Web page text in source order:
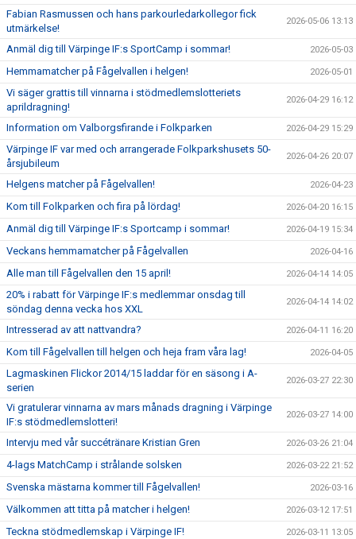
Fabian Rasmussen och hans parkourledarkollegor fick
utmärkelse!
2026-05-06 13:13
Anmäl dig till Värpinge IF:s SportCamp i sommar! 2026-05-03
Hemmamatcher på Fågelvallen i helgen! 2026-05-01
Vi säger grattis till vinnarna i stödmedlemslotteriets
aprildragning!
2026-04-29 16:12
Information om Valborgsfirande i Folkparken 2026-04-29 15:29
Värpinge IF var med och arrangerade Folkparkshusets 50-
årsjubileum
2026-04-26 20:07
Helgens matcher på Fågelvallen! 2026-04-23
Kom till Folkparken och fira på lördag! 2026-04-20 16:15
Anmäl dig till Värpinge IF:s Sportcamp i sommar! 2026-04-19 15:34
Veckans hemmamatcher på Fågelvallen 2026-04-16
Alle man till Fågelvallen den 15 april! 2026-04-14 14:05
20% i rabatt för Värpinge IF:s medlemmar onsdag till
söndag denna vecka hos XXL
2026-04-14 14:02
Intresserad av att nattvandra? 2026-04-11 16:20
Kom till Fågelvallen till helgen och heja fram våra lag! 2026-04-05
Lagmaskinen Flickor 2014/15 laddar för en säsong i A-
serien
2026-03-27 22:30
Vi gratulerar vinnarna av mars månads dragning i Värpinge
IF:s stödmedlemslotteri!
2026-03-27 14:00
Intervju med vår succétränare Kristian Gren 2026-03-26 21:04
4-lags MatchCamp i strålande solsken 2026-03-22 21:52
Svenska mästarna kommer till Fågelvallen! 2026-03-16
Välkommen att titta på matcher i helgen! 2026-03-12 17:51
Teckna stödmedlemskap i Värpinge IF! 2026-03-11 13:05